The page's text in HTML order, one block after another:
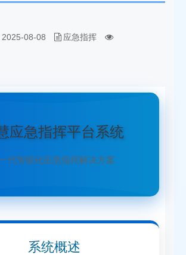
2025-08-08 应急指挥
应急指挥平台系统
代智能化应急指挥解决方案
系统概述